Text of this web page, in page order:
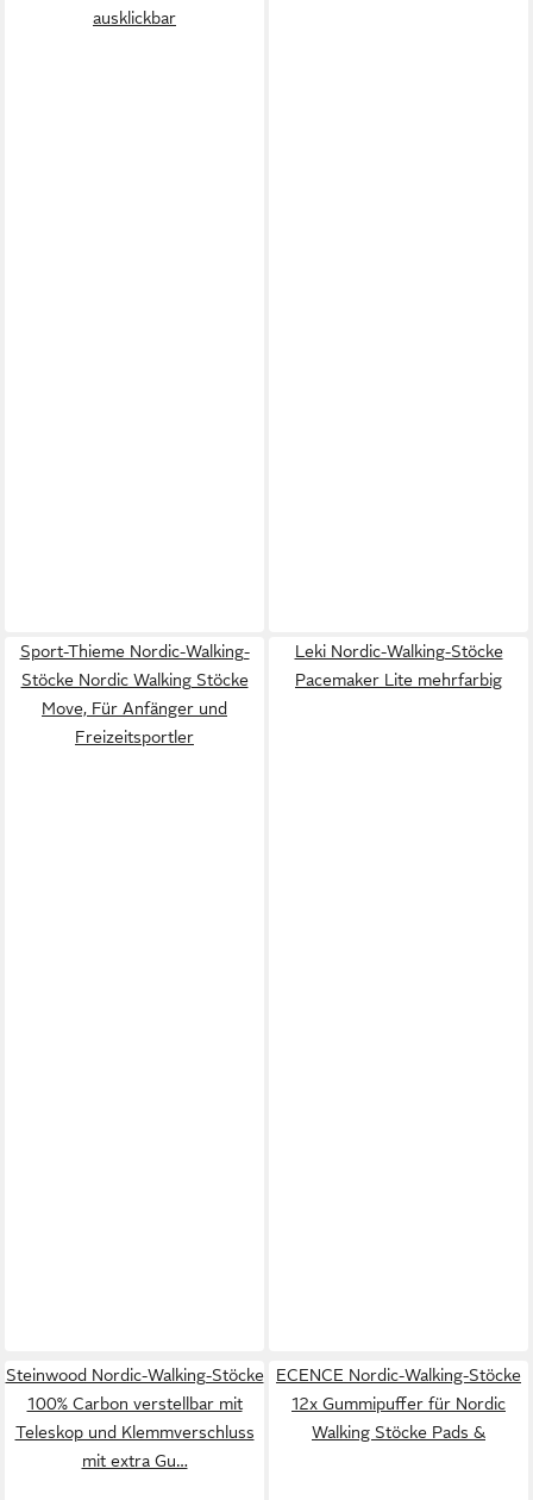
ausklickbar
Sport-Thieme Nordic-Walking-
Stöcke Nordic Walking Stöcke
Move, Für Anfänger und
Freizeitsportler
Leki Nordic-Walking-Stöcke
Pacemaker Lite mehrfarbig
Steinwood Nordic-Walking-Stöcke
100% Carbon verstellbar mit
Teleskop und Klemmverschluss
mit extra Gu…
ECENCE Nordic-Walking-Stöcke
12x Gummipuffer für Nordic
Walking Stöcke Pads &